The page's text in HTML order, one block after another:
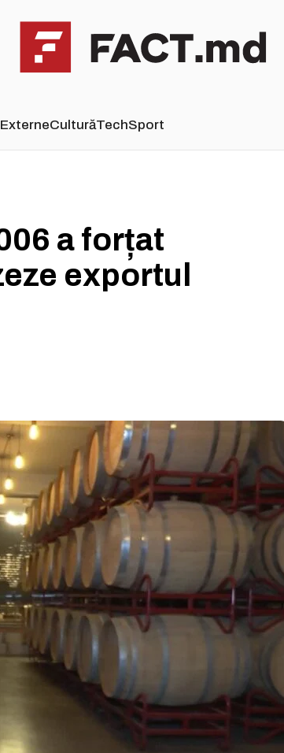
ExterneCulturăTechSport
a forțat
exportul